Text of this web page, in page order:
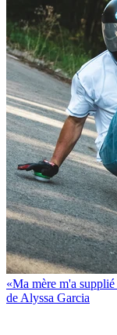
«Ma mère m'a
de Alyssa Garcia